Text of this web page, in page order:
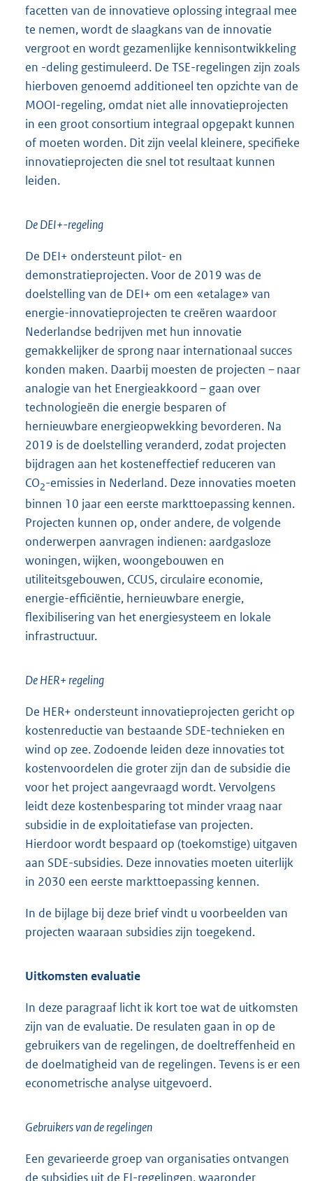
facetten van de innovatieve oplossing integraal mee
te nemen, wordt de slaagkans van de innovatie
vergroot en wordt gezamenlijke kennisontwikkeling
en -deling gestimuleerd. De TSE-regelingen zijn zoals
hierboven genoemd additioneel ten opzichte van de
MOOI-regeling, omdat niet alle innovatieprojecten
in een groot consortium integraal opgepakt kunnen
of moeten worden. Dit zijn veelal kleinere, specifieke
innovatieprojecten die snel tot resultaat kunnen
leiden.
De DEI+-regeling
De DEI+ ondersteunt pilot- en
demonstratieprojecten. Voor de 2019 was de
doelstelling van de DEI+ om een «etalage» van
energie-innovatieprojecten te creëren waardoor
Nederlandse bedrijven met hun innovatie
gemakkelijker de sprong naar internationaal succes
konden maken. Daarbij moesten de projecten – naar
analogie van het Energieakkoord – gaan over
technologieën die energie besparen of
hernieuwbare energieopwekking bevorderen. Na
2019 is de doelstelling veranderd, zodat projecten
bijdragen aan het kosteneffectief reduceren van
CO2-emissies in Nederland. Deze innovaties moeten
binnen 10 jaar een eerste markttoepassing kennen.
Projecten kunnen op, onder andere, de volgende
onderwerpen aanvragen indienen: aardgasloze
woningen, wijken, woongebouwen en
utiliteitsgebouwen, CCUS, circulaire economie,
energie-efficiëntie, hernieuwbare energie,
flexibilisering van het energiesysteem en lokale
infrastructuur.
De HER+ regeling
De HER+ ondersteunt innovatieprojecten gericht op
kostenreductie van bestaande SDE-technieken en
wind op zee. Zodoende leiden deze innovaties tot
kostenvoordelen die groter zijn dan de subsidie die
voor het project aangevraagd wordt. Vervolgens
leidt deze kostenbesparing tot minder vraag naar
subsidie in de exploitatiefase van projecten.
Hierdoor wordt bespaard op (toekomstige) uitgaven
aan SDE-subsidies. Deze innovaties moeten uiterlijk
in 2030 een eerste markttoepassing kennen.
In de bijlage bij deze brief vindt u voorbeelden van
projecten waaraan subsidies zijn toegekend.
Uitkomsten evaluatie
In deze paragraaf licht ik kort toe wat de uitkomsten
zijn van de evaluatie. De resulaten gaan in op de
gebruikers van de regelingen, de doeltreffenheid en
de doelmatigheid van de regelingen. Tevens is er een
econometrische analyse uitgevoerd.
Gebruikers van de regelingen
Een gevarieerde groep van organisaties ontvangen
de subsidies uit de EI-regelingen, waaronder